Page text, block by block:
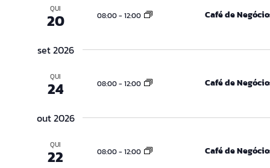
Eventos
QUI
20 08:00- 12:00 Café de
set 2026
QUI
24 08:00- 12:00 Café de
out 2026
QUI
22 08:00- 12:00 Café de